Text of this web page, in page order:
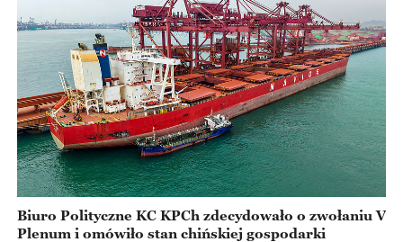
Biuro Polityczne KC KPCh zdecydowało o zwołaniu V
Plenum i omówiło stan chińskiej gospodarki